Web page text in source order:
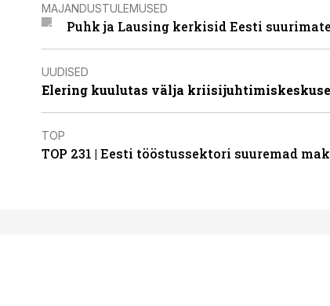
MAJANDUSTULEMUSED
Puhk ja Lausing kerkisid Eesti
UUDISED
Elering kuulutas välja
TOP
TOP 231 | Eesti tööstussektori suuremad